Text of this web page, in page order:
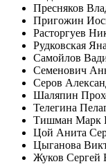
Пресняков
Пригожин
Расторгуев
Рудковская
Самойлов
Семенович
Серов
Шаляпин
Телегина
Тишман Марк
Цой Анита
Цыганова
Жуков Сергей